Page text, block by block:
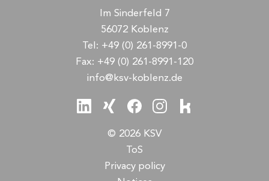
Im Sinderfeld 7
56072 Koblenz
Tel: +49 (0) 261-8991-0
Fax: +49 (0) 261-8991-120
info@ksv-koblenz.de
© 2026 KSV
ToS
Privacy policy